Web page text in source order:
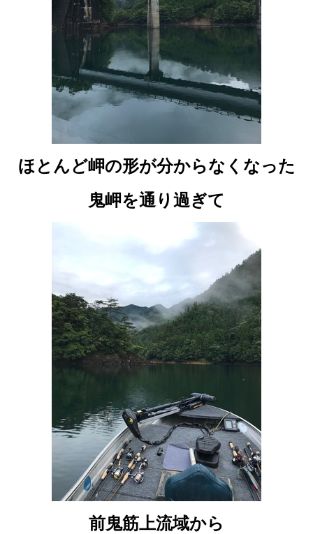
ほとんど岬の形が分からなくなった
鬼岬を通り過ぎて
前鬼筋上流域から